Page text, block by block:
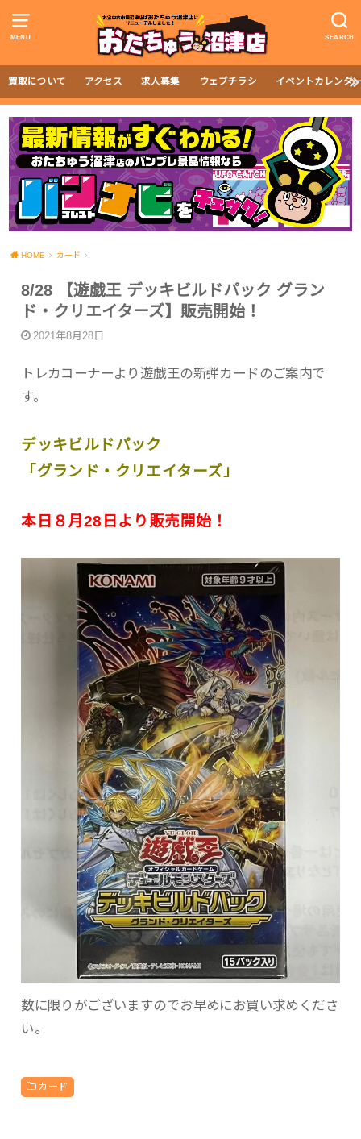
MENU SEARCH
買取について アクセス 求人募集 ウェブチラシ イベントカレンダ
HOME カード
8/28 【遊戯王 デッキビルドパック グラン
ド・クリエイターズ】販売開始！
2021年8月28日
トレカコーナーより遊戯王の新弾カードのご案内で
す。
デッキビルドパック
「グランド・クリエイターズ」
本日８月28日より販売開始！
数に限りがございますのでお早めにお買い求めくださ
い。
カード